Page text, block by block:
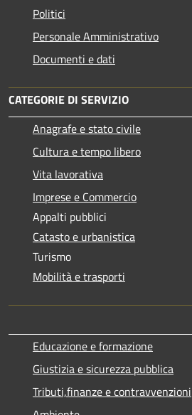
Politici
Personale Amministrativo
Documenti e dati
CATEGORIE DI SERVIZIO
Anagrafe e stato civile
Cultura e tempo libero
Vita lavorativa
Imprese e Commercio
Appalti pubblici
Catasto e urbanistica
Turismo
Mobilità e trasporti
Educazione e formazione
Giustizia e sicurezza pubblica
Tributi,finanze e contravvenzioni